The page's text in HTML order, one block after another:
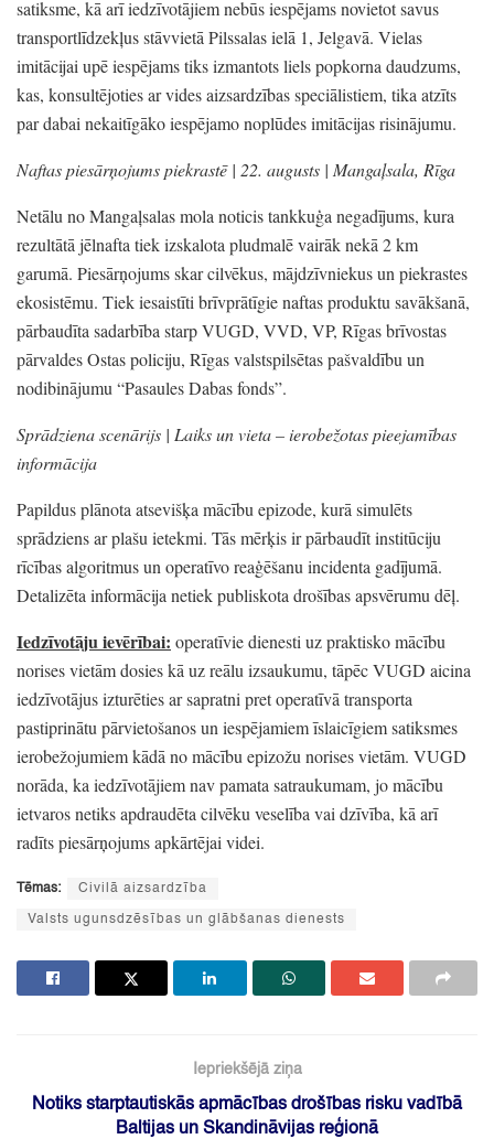
satiksme, kā arī iedzīvotājiem nebūs iespējams novietot savus
transportlīdzekļus stāvvietā Pilssalas ielā 1, Jelgavā. Vielas
imitācijai upē iespējams tiks izmantots liels popkorna daudzums,
kas, konsultējoties ar vides aizsardzības speciālistiem, tika atzīts
par dabai nekaitīgāko iespējamo noplūdes imitācijas risinājumu.
Naftas piesārņojums piekrastē | 22. augusts | Mangaļsala, Rīga
Netālu no Mangaļsalas mola noticis tankkuģa negadījums, kura
rezultātā jēlnafta tiek izskalota pludmalē vairāk nekā 2 km
garumā. Piesārņojums skar cilvēkus, mājdzīvniekus un piekrastes
ekosistēmu. Tiek iesaistīti brīvprātīgie naftas produktu savākšanā,
pārbaudīta sadarbība starp VUGD, VVD, VP, Rīgas brīvostas
pārvaldes Ostas policiju, Rīgas valstspilsētas pašvaldību un
nodibinājumu“Pasaules Dabas fonds”.
Sprādziena scenārijs | Laiks un vieta– ierobežotas pieejamības
informācija
Papildus plānota atsevišķa mācību epizode, kurā simulēts
sprādziens ar plašu ietekmi. Tās mērķis ir pārbaudīt institūciju
rīcības algoritmus un operatīvo reaģēšanu incidenta gadījumā.
Detalizēta informācija netiek publiskota drošības apsvērumu dēļ.
Iedzīvotāju ievērībai: operatīvie dienesti uz praktisko mācību
norises vietām dosies kā uz reālu izsaukumu, tāpēc VUGD aicina
iedzīvotājus izturēties ar sapratni pret operatīvā transporta
pastiprinātu pārvietošanos un iespējamiem īslaicīgiem satiksmes
ierobežojumiem kādā no mācību epizožu norises vietām. VUGD
norāda, ka iedzīvotājiem nav pamata satraukumam, jo mācību
ietvaros netiks apdraudēta cilvēku veselība vai dzīvība, kā arī
radīts piesārņojums apkārtējai videi.
Tēmas: Civilā aizsardzība
Valsts ugunsdzēsības un glābšanas dienests
Iepriekšējā ziņa
Notiks starptautiskās apmācības drošības risku vadībā
Baltijas un Skandināvijas reģionā